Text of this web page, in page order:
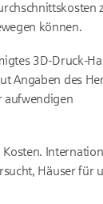
können.
3D-Druck-
Angaben des
aufwendigen
Häuser für